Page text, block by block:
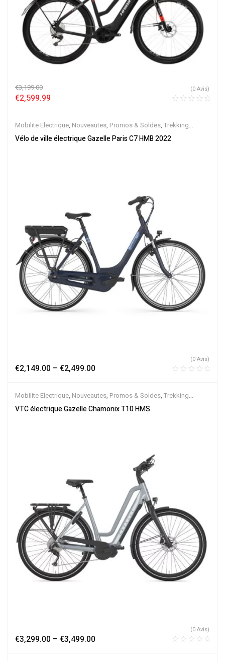
€3,199.00
€2,599.99
(0 Avis)
Mobilite Electrique, Nouveautes, Promos & Soldes, Trekking
électrique,Vélo électrique ville,Velos Electriques,VTC Electrique
Vélo de ville électrique Gazelle Paris C7 HMB 2022
€2,149.00 – €2,499.00
(0 Avis)
Mobilite Electrique, Nouveautes, Promos & Soldes, Trekking
électrique,Vélo électrique ville,Velos Electriques
VTC électrique Gazelle Chamonix T10 HMS
€3,299.00 – €3,499.00
(0 Avis)